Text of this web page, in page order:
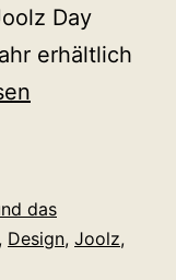
Day
erhältlich
das
, Design, Joolz,